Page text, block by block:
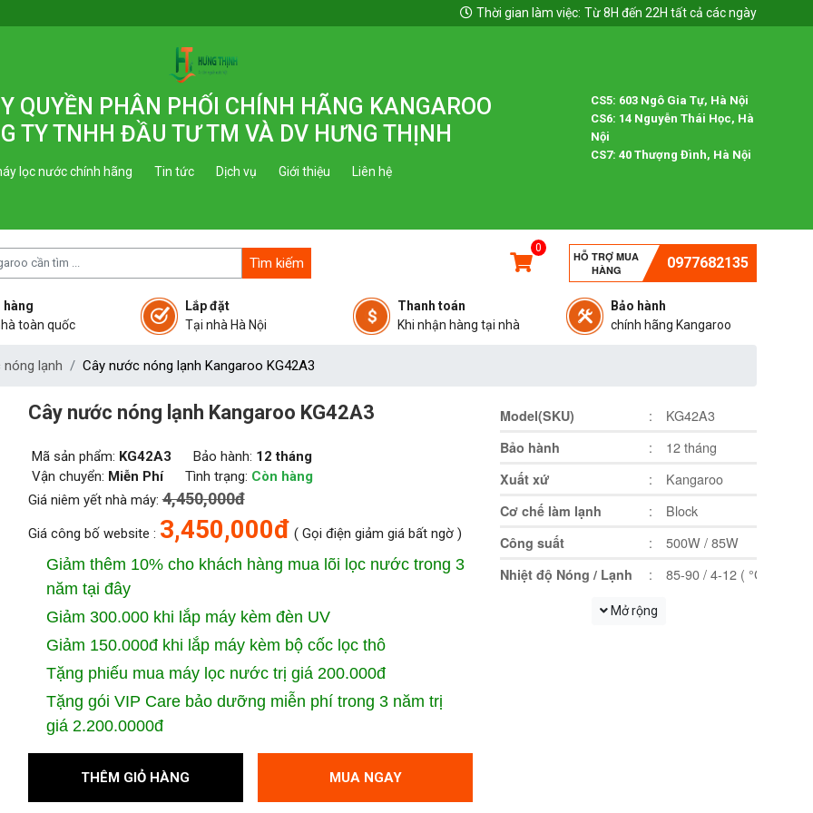
Thời gian làm việc: Từ 8H đến 22H tất cả các ngày
QUYỀN PHÂN PHỐI CHÍNH HÃNG KANGAROO
TY TNHH ĐẦU TƯ TM VÀ DV HƯNG THỊNH
lọc nước chính hãng Tin tức Dịch vụ Giới thiệu Liên hệ
CS5: 603 Ngô Gia Tự, Hà Nội
CS6: 14 Nguyễn Thái Học, Hà
Nội
CS7: 40 Thượng Đình, Hà Nội
Tìm kiếm
0
HỖ TRỢ MUA
HÀNG
0977682135
hàng
toàn quốc
Lắp đặt
Tại nhà Hà Nội
Thanh toán
Khi nhận hàng tại nhà
Bảo hành
chính hãng Kangaroo
lạnh Cây nước nóng lạnh Kangaroo KG42A3
Cây nước nóng lạnh Kangaroo KG42A3
Mã sản phẩm: KG42A3 Bảo hành: 12 tháng
Vận chuyển: Miễn Phí Tình trạng: Còn hàng
Giá niêm yết nhà máy:4,450,000đ
Giá công bố website : 3,450,000đ ( Gọi điện giảm giá bất ngờ )
Giảm thêm 10% cho khách hàng mua lõi lọc nước trong 3
năm tại đây
Giảm 300.000 khi lắp máy kèm đèn UV
Giảm 150.000đ khi lắp máy kèm bộ cốc lọc thô
Tặng phiếu mua máy lọc nước trị giá 200.000đ
Tặng gói VIP Care bảo dưỡng miễn phí trong 3 năm trị
giá 2.200.0000đ
THÊM GIỎ HÀNG MUA NGAY
Model(SKU) : KG42A3
Bảo hành : 12 tháng
Xuất xứ : Kangaroo
Cơ chế làm lạnh : Block
Công suất : 500W / 85W
Nhiệt độ Nóng / Lạnh : 85-90 / 4-12 ( °C )
:
Mở rộng